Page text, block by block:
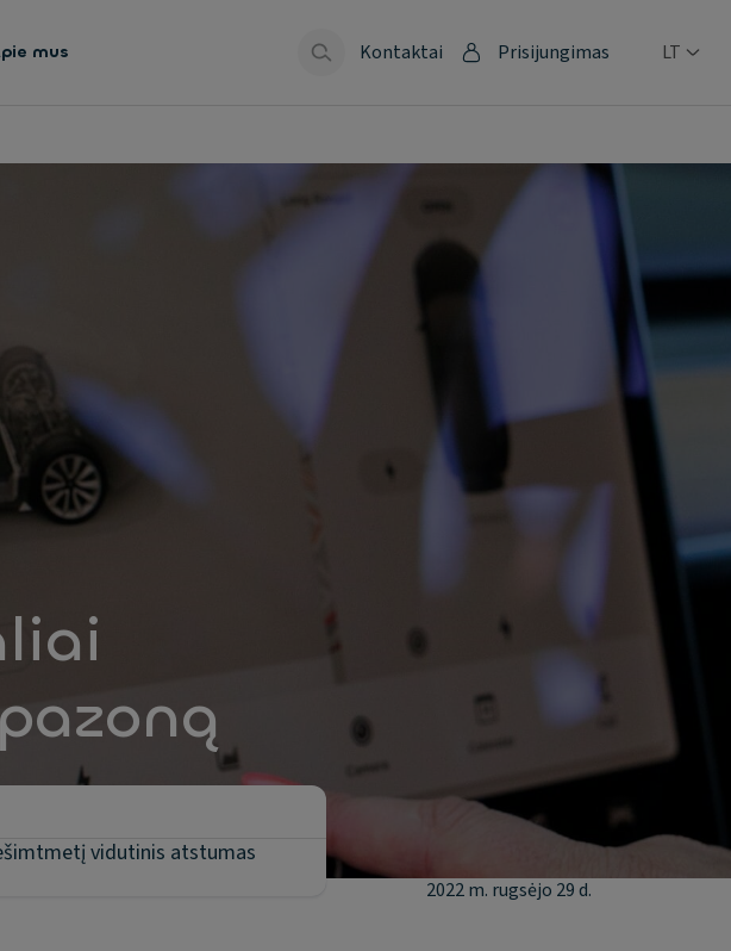
mus Kontaktai Prisijungimas LT
vidutinis atstumas
2022 m. rugsėjo 29 d.